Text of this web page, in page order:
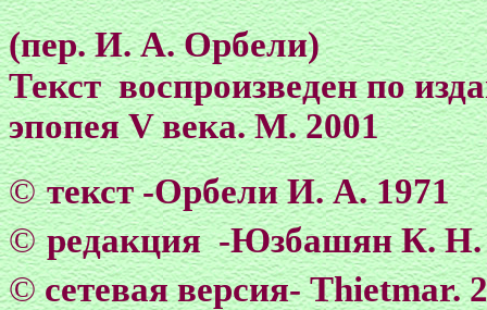
(пер. И. А. Орбели)
Текст воспроизведен по
эпопея V века. М.2001
© текст -Орбели И. А. 1971
© редакция -Юзбашян К.
©сетевая версия- Тhietmar.